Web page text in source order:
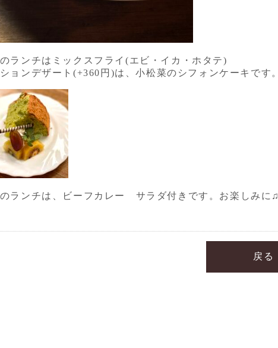
ランチはミックスフライ(エビ・イカ・ホタテ)
ョンデザート(+360円)は、小松菜のシフォンケーキです。
ランチは、ビーフカレー サラダ付きです。お楽しみに♫
戻る